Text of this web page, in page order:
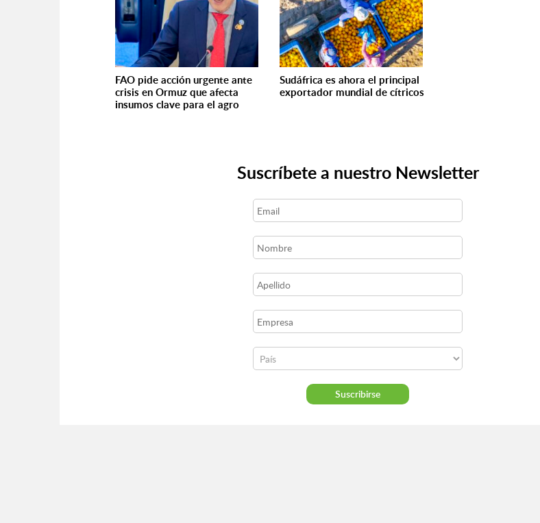
FAO pide acción urgente ante
crisis en Ormuz que afecta
insumos clave para el agro
Sudáfrica es ahora el principal
exportador mundial de cítricos
Suscríbete a nuestro Newsletter